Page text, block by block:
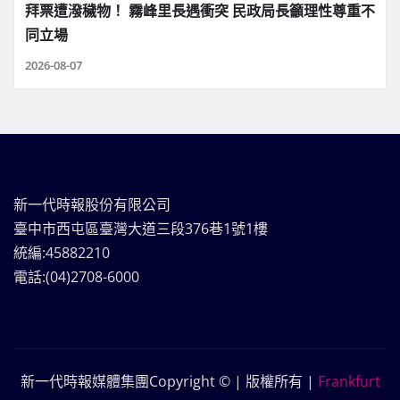
拜票遭潑穢物！ 霧峰里長遇衝突 民政局長籲理性尊重不
同立場
2026-08-07
新一代時報股份有限公司
臺中市西屯區臺灣大道三段376巷1號1樓
統編:45882210
電話:(04)2708-6000
新一代時報媒體集團Copyright © | 版權所有 | Frankfurt